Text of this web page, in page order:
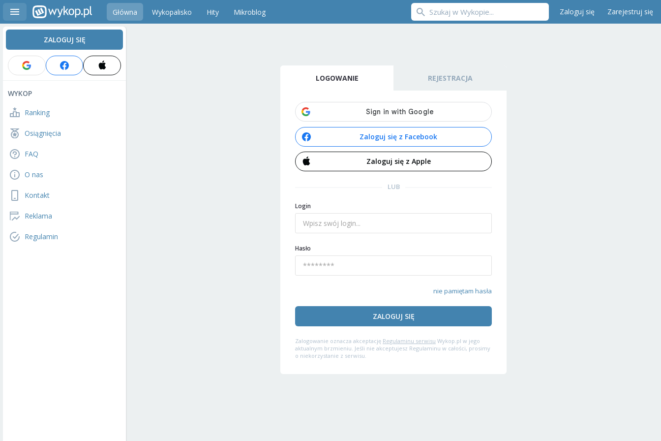
Główna Wykopalisko Hity Mikroblog Zaloguj się Zarejestruj się
ZALOGUJ SIĘ
WYKOP
Ranking
Osiągnięcia
FAQ
O nas
Kontakt
Reklama
Regulamin
LOGOWANIE REJESTRACJA
Zaloguj się z Facebook
Zaloguj się z Apple
LUB
Login
Hasło
nie pamiętam hasła
ZALOGUJ SIĘ
Zalogowanie oznacza akceptację Regulaminu serwisu Wykop.pl w jego
aktualnym brzmieniu. Jeśli nie akceptujesz Regulaminu w całości, prosimy
o niekorzystanie z serwisu.